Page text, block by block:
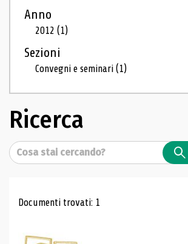
Anno
2012(1)
Sezioni
Convegni e seminari(1)
Ricerca
Cerca
Risultati di ricerca
Documenti trovati: 1